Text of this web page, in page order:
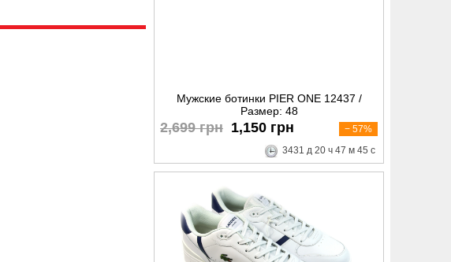
Мужские ботинки PIER ONE 12437 /
Размер: 48
2,699 грн 1,150 грн
− 57%
3431 д 20 ч 47 м 44 с